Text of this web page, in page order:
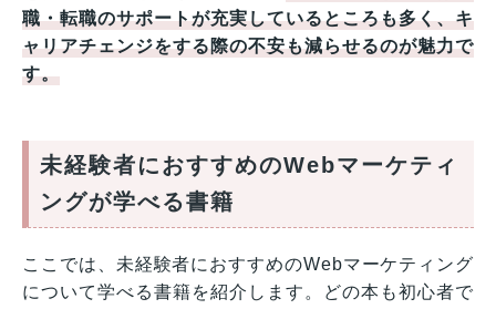
職・転職のサポートが充実しているところも多く、キ
ャリアチェンジをする際の不安も減らせるのが魅力で
す。
未経験者におすすめのWebマーケティ
ングが学べる書籍
ここでは、未経験者におすすめのWebマーケティング
について学べる書籍を紹介します。どの本も初心者で